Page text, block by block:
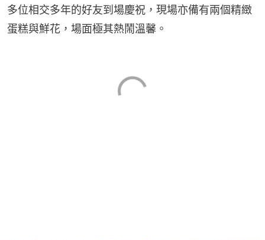
多位相交多年的好友到場慶祝，現場亦備有兩個精緻
蛋糕與鮮花，場面極其熱鬧溫馨。